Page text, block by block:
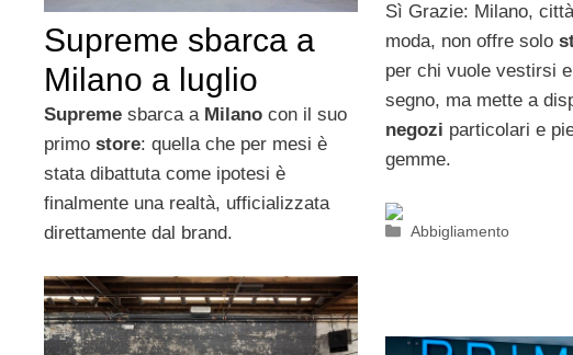
Sì Grazie: Milano,
moda, non offre solo
per chi vuole vestirsi
segno, ma mette a
negozi particolari e
gemme.
Categorie
Abbigliamento
Supreme sbarca a
Milano a luglio
Supreme sbarca a Milano con il suo
primo store: quella che per mesi è
stata dibattuta come ipotesi è
finalmente una realtà, ufficializzata
direttamente dal brand.